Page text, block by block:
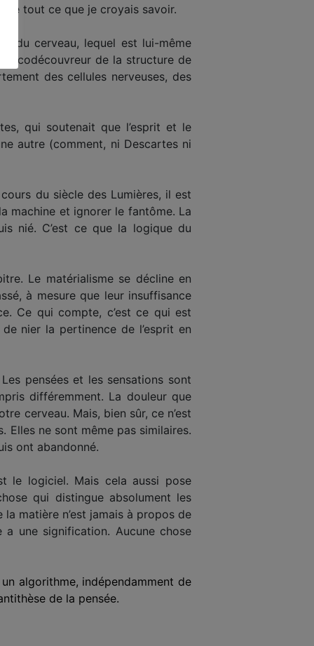
tout ce que je croyais savoir.
du cerveau, lequel est lui-même
codécouvreur de la structure de
des cellules nerveuses, des
qui soutenait que l’esprit et le
autre (comment, ni Descartes ni
du siècle des Lumières, il est
machine et ignorer le fantôme. La
nié. C’est ce que la logique du
Le matérialisme se décline en
à mesure que leur insuffisance
Ce qui compte, c’est ce qui est
nier la pertinence de l’esprit en
pensées et les sensations sont
différemment. La douleur que
cerveau. Mais, bien sûr, ce n’est
Elles ne sont même pas similaires.
ont abandonné.
le logiciel. Mais cela aussi pose
qui distingue absolument les
matière n’est jamais à propos de
une signification. Aucune chose
algorithme, indépendamment de
de la pensée.